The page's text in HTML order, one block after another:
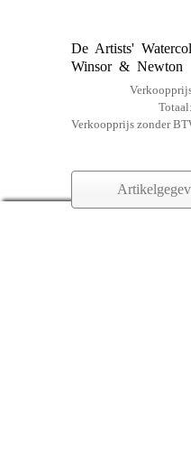
De Artists'
Winsor & Newton
Totaal:
Verkoopprijs zonder